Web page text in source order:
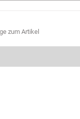
zum Artikel